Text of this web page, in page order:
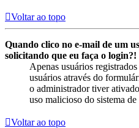
Voltar ao topo
Quando clico no e-mail de um
solicitando que eu faça o login?!
Apenas usuários
usuários através do
o administrador tiver
uso malicioso do sistema
Voltar ao topo